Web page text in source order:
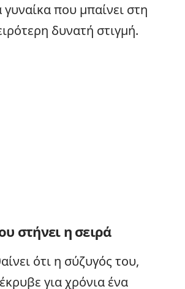
γυναίκαπου μπαίνει στη
δυνατή στιγμή.
στήνει η σειρά
ότι η σύζυγός του,
για χρόνια ένα